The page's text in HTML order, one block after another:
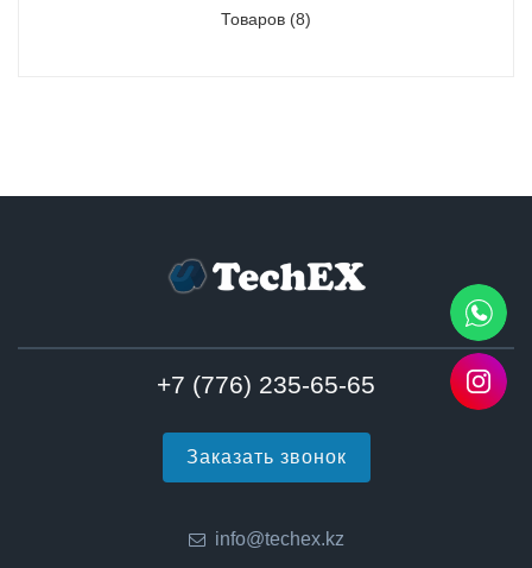
Товаров (8)
+7 (776) 235-65-65
Заказать звонок
info@techex.kz